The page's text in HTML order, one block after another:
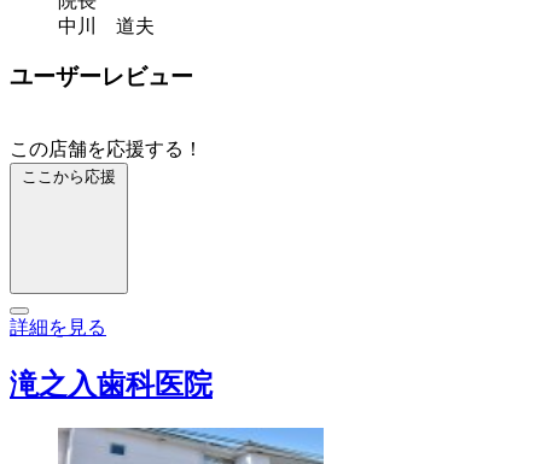
中川 道夫
ユーザーレビュー
この店舗を応援する！
ここから応援
詳細を見る
滝之入歯科医院